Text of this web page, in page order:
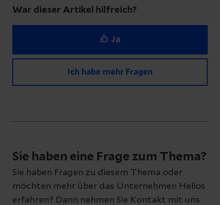
War dieser Artikel hilfreich?
Ja
Ich habe mehr Fragen
Schreiben Sie uns eine Nachricht und geben
Sie Ihre E-Mail-Adresse an, damit wir uns bei
Ihnen melden können
Sie haben eine Frage zum Thema?
Sie haben Fragen zu diesem Thema oder
möchten mehr über das Unternehmen Helios
erfahren? Dann nehmen Sie Kontakt mit uns